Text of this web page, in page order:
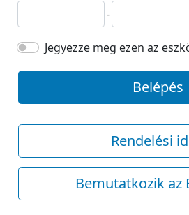
-
Jegyezze meg ezen az
Belépés
Rendelési
Bemutatkozik az